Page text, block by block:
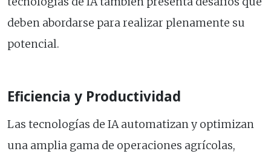
deben abordarse para realizar plenamente su
potencial.
Eficiencia y Productividad
Las tecnologías de IA automatizan y optimizan
una amplia gama de operaciones agrícolas,